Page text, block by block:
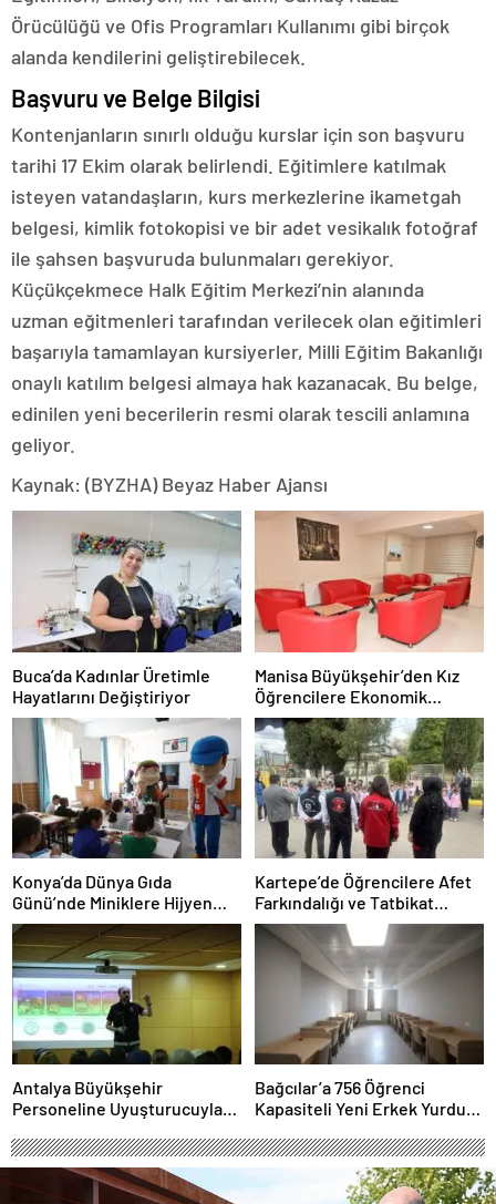
Örücülüğü ve Ofis Programları Kullanımı gibi birçok
alanda kendilerini geliştirebilecek.
Başvuru ve Belge Bilgisi
Kontenjanların sınırlı olduğu kurslar için son başvuru
tarihi 17 Ekim olarak belirlendi. Eğitimlere katılmak
isteyen vatandaşların, kurs merkezlerine ikametgah
belgesi, kimlik fotokopisi ve bir adet vesikalık fotoğraf
ile şahsen başvuruda bulunmaları gerekiyor.
Küçükçekmece Halk Eğitim Merkezi’nin alanında
uzman eğitmenleri tarafından verilecek olan eğitimleri
başarıyla tamamlayan kursiyerler, Milli Eğitim Bakanlığı
onaylı katılım belgesi almaya hak kazanacak. Bu belge,
edinilen yeni becerilerin resmi olarak tescili anlamına
geliyor.
Kaynak: (BYZHA) Beyaz Haber Ajansı
Buca’da Kadınlar Üretimle
Hayatlarını Değiştiriyor
Manisa Büyükşehir’den Kız
Öğrencilere Ekonomik
Konaklama İmkanı
Konya’da Dünya Gıda
Günü’nde Miniklere Hijyen
Eğitimi
Kartepe’de Öğrencilere Afet
Farkındalığı ve Tatbikat
Eğitimi
Antalya Büyükşehir
Personeline Uyuşturucuyla
Bağcılar’a 756 Öğrenci
Kapasiteli Yeni Erkek Yurdu